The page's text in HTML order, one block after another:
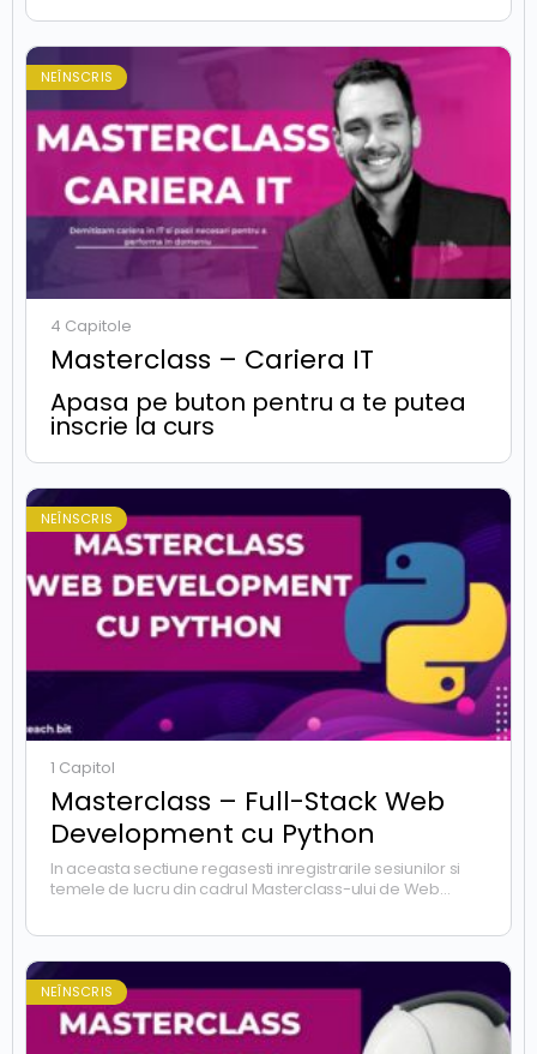
NEÎNSCRIS
4 Capitole
Masterclass – Cariera IT
Apasa pe buton pentru a te putea
inscrie la curs
NEÎNSCRIS
1 Capitol
Masterclass – Full-Stack Web
Development cu Python
In aceasta sectiune regasesti inregistrarile sesiunilor si
temele de lucru din cadrul Masterclass-ului de Web
Mentoratul este realizat…
NEÎNSCRIS